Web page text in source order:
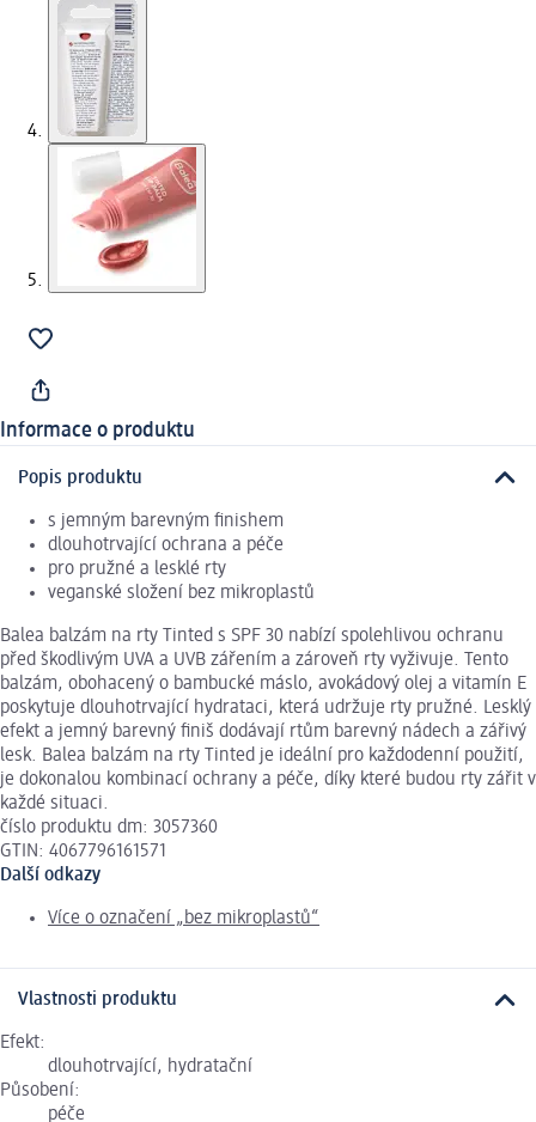
Informace o produktu
Popis produktu
s jemným barevným finishem
dlouhotrvající ochrana a péče
pro pružné a lesklé rty
veganské složení bez mikroplastů
Balea balzám na rty Tinted s SPF 30 nabízí spolehlivou ochranu
před škodlivým UVA a UVB zářením a zároveň rty vyživuje. Tento
balzám, obohacený o bambucké máslo, avokádový olej a vitamín E
poskytuje dlouhotrvající hydrataci, která udržuje rty pružné. Lesklý
efekt a jemný barevný finiš dodávají rtům barevný nádech a zářivý
lesk. Balea balzám na rty Tinted je ideální pro každodenní použití,
je dokonalou kombinací ochrany a péče, díky které budou rty zářit v
každé situaci.
číslo produktu dm: 3057360
GTIN: 4067796161571
Další odkazy
Více o označení „bez mikroplastů“
Vlastnosti produktu
Efekt:
dlouhotrvající, hydratační
Působení:
péče